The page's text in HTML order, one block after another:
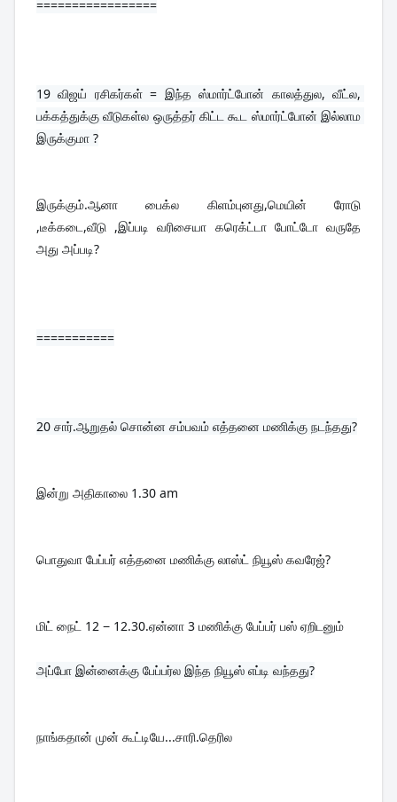
=================
19 விஜய் ரசிகர்கள் = இந்த ஸ்மார்ட்போன் காலத்துல, வீட்ல,
பக்கத்துக்கு வீடுகள்ல ஒருத்தர் கிட்ட கூட ஸ்மார்ட்போன் இல்லாம
இருக்குமா ?
இருக்கும்.ஆனா பைக்ல கிளம்புனது,மெயின் ரோடு
,டீக்கடை,வீடு ,இப்படி வரிசையா கரெக்ட்டா போட்டோ வருதே
அது அப்படி?
===========
20 சார்.ஆறுதல் சொன்ன சம்பவம் எத்தனை மணிக்கு நடந்தது?
இன்று அதிகாலை 1.30 am
பொதுவா பேப்பர் எத்தனை மணிக்கு லாஸ்ட் நியூஸ் கவரேஜ்?
மிட் நைட் 12 − 12.30.ஏன்னா 3 மணிக்கு பேப்பர் பஸ் ஏறிடனும்
அப்போ இன்னைக்கு பேப்பர்ல இந்த நியூஸ் எப்டி வந்தது?
நாங்கதான் முன் கூட்டியே...சாரி.தெரில